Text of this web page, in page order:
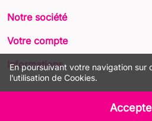
En poursuivant votre navigation sur
l’utilisation de Cookies.
Notre société
Votre compte
Informations
© 2026 - LIQUA